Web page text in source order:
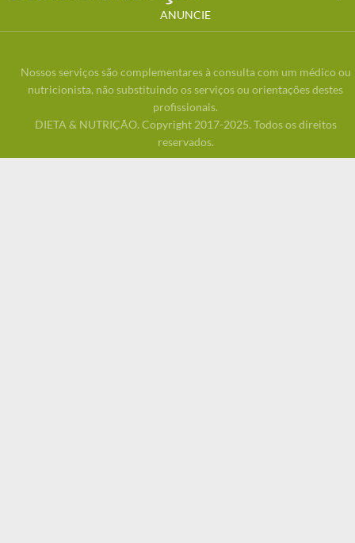
ANUNCIE
Nossos serviços são complementares à consulta com um médico ou
nutricionista, não substituindo os serviços ou orientações destes
profissionais.
DIETA & NUTRIÇÃO. Copyright 2017-2025. Todos os direitos
reservados.